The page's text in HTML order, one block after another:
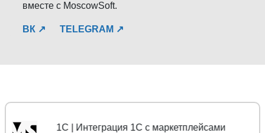
вместе с MoscowSoft.
ВК ↗ TELEGRAM ↗
1С | Интеграция 1С с маркетплейсами